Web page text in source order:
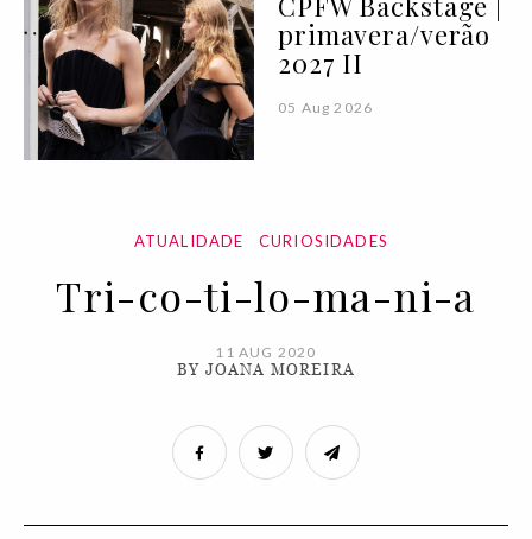
primavera/verão
2027 II
05 Aug 2026
ATUALIDADE CURIOSIDADES
Tri-co-ti-lo-ma-ni-a
11 AUG 2020
BY JOANA MOREIRA